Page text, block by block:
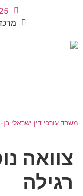
מרכז
משרד עורכי דין ישראלי בן-
צוואה
רגילה